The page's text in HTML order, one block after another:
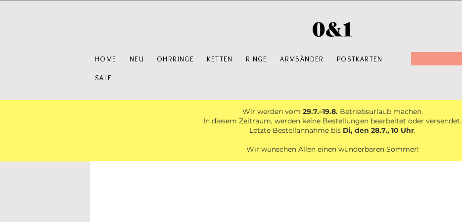
HOME NEU OHRRINGE KETTEN RINGE ARMBÄNDER POSTKARTEN
SALE
Wir werden vom 29.7.–19.8.Betriebsurlaub machen.
In diesem Zeitraum, werden keine Bestellungen bearbeitet oder versendet.
Letzte Bestellannahme bis Di, den 28.7., 10 Uhr.
Wir wünschen Allen einen wunderbaren Sommer!